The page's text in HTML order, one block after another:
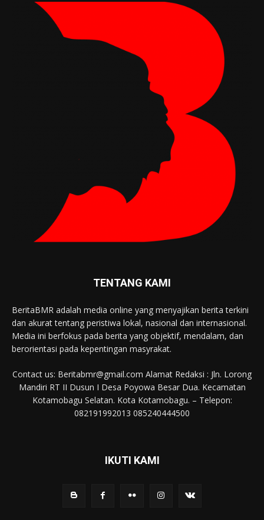
TENTANG KAMI
BeritaBMR adalah media online yang menyajikan berita terkini
dan akurat tentang peristiwa lokal, nasional dan internasional.
Media ini berfokus pada berita yang objektif, mendalam, dan
berorientasi pada kepentingan masyrakat.
Contact us: Beritabmr@gmail.com Alamat Redaksi : Jln. Lorong
Mandiri RT II Dusun I Desa Poyowa Besar Dua. Kecamatan
Kotamobagu Selatan. Kota Kotamobagu. – Telepon:
082191992013 085240444500
IKUTI KAMI